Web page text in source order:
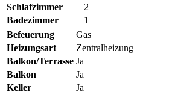
Schlafzimmer
2
Badezimmer
1
Befeuerung
Gas
Heizungsart
Zentralheizung
Balkon/Terrasse Ja
Balkon
Ja
Keller
Ja